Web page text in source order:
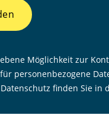
Möglichkeit zur
personenbezogene
finden Sie in